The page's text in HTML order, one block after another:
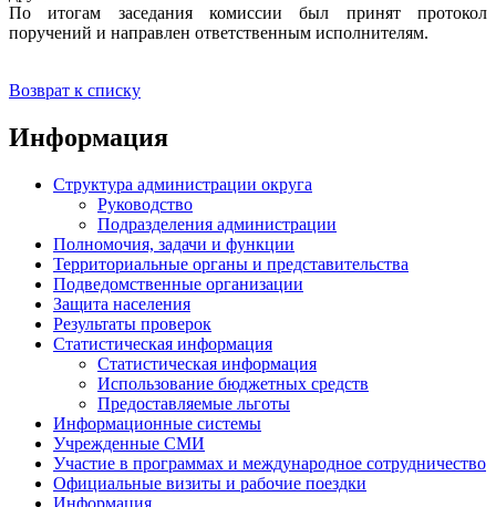
По итогам заседания комиссии был принят протокол
поручений и направлен ответственным исполнителям.
Возврат к списку
Информация
Структура администрации округа
Руководство
Подразделения администрации
Полномочия, задачи и функции
Территориальные органы и представительства
Подведомственные организации
Защита населения
Результаты проверок
Статистическая информация
Статистическая информация
Использование бюджетных средств
Предоставляемые льготы
Информационные системы
Учрежденные СМИ
Участие в программах и международное сотрудничество
Официальные визиты и рабочие поездки
Информация